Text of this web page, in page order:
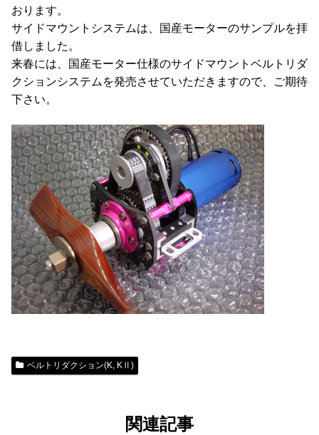
おります。
サイドマウントシステムは、国産モーターのサンプルを拝
借しました。
来春には、国産モーター仕様のサイドマウントベルトリダ
クションシステムを発売させていただきますので、ご期待
下さい。
ベルトリダクション(K, KⅡ)
関連記事